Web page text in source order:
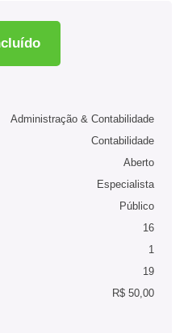
Administração & Contabilidade
Contabilidade
Aberto
Especialista
Público
16
1
19
R$ 50,00